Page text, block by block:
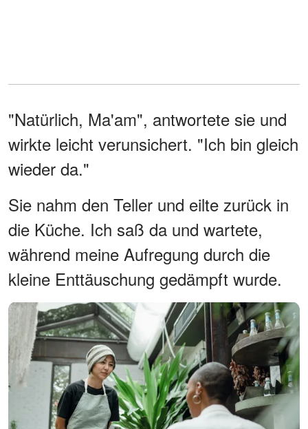
"Natürlich, Ma'am", antwortete sie und
wirkte leicht verunsichert. "Ich bin gleich
wieder da."
Sie nahm den Teller und eilte zurück in
die Küche. Ich saß da und wartete,
während meine Aufregung durch die
kleine Enttäuschung gedämpft wurde.